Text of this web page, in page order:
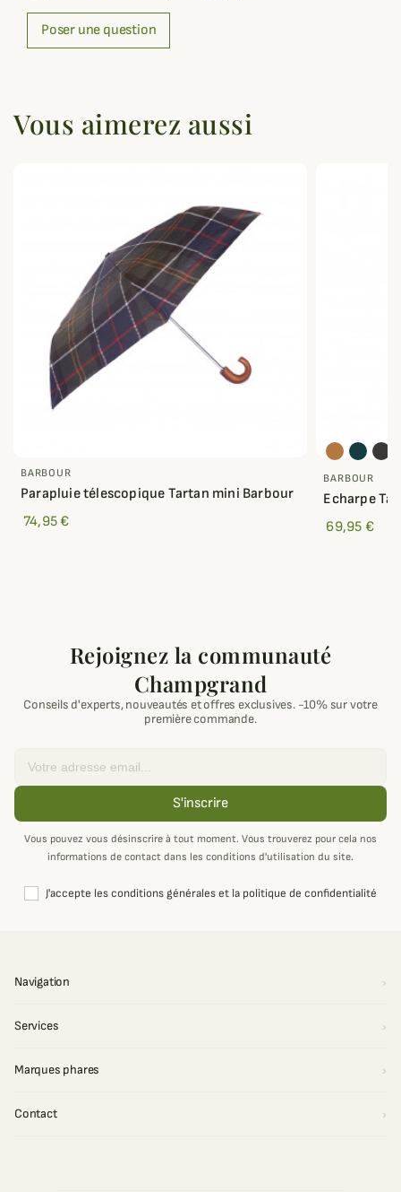
Poser une question
Vous aimerez aussi
BARBOUR
Parapluie télescopique Tartan mini Barbour
74,95 €
BARBOUR
Echarpe
69,95 €
Rejoignez la communauté
Champgrand
Conseils d'experts, nouveautés et offres exclusives. -10% sur votre
première commande.
S'inscrire
Vous pouvez vous désinscrire à tout moment. Vous trouverez pour cela nos
informations de contact dans les conditions d'utilisation du site.
J'accepte les conditions générales et la politique de confidentialité
Navigation
Services
Marques phares
Contact